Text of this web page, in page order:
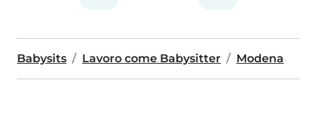
Babysits Lavoro come Babysitter Modena